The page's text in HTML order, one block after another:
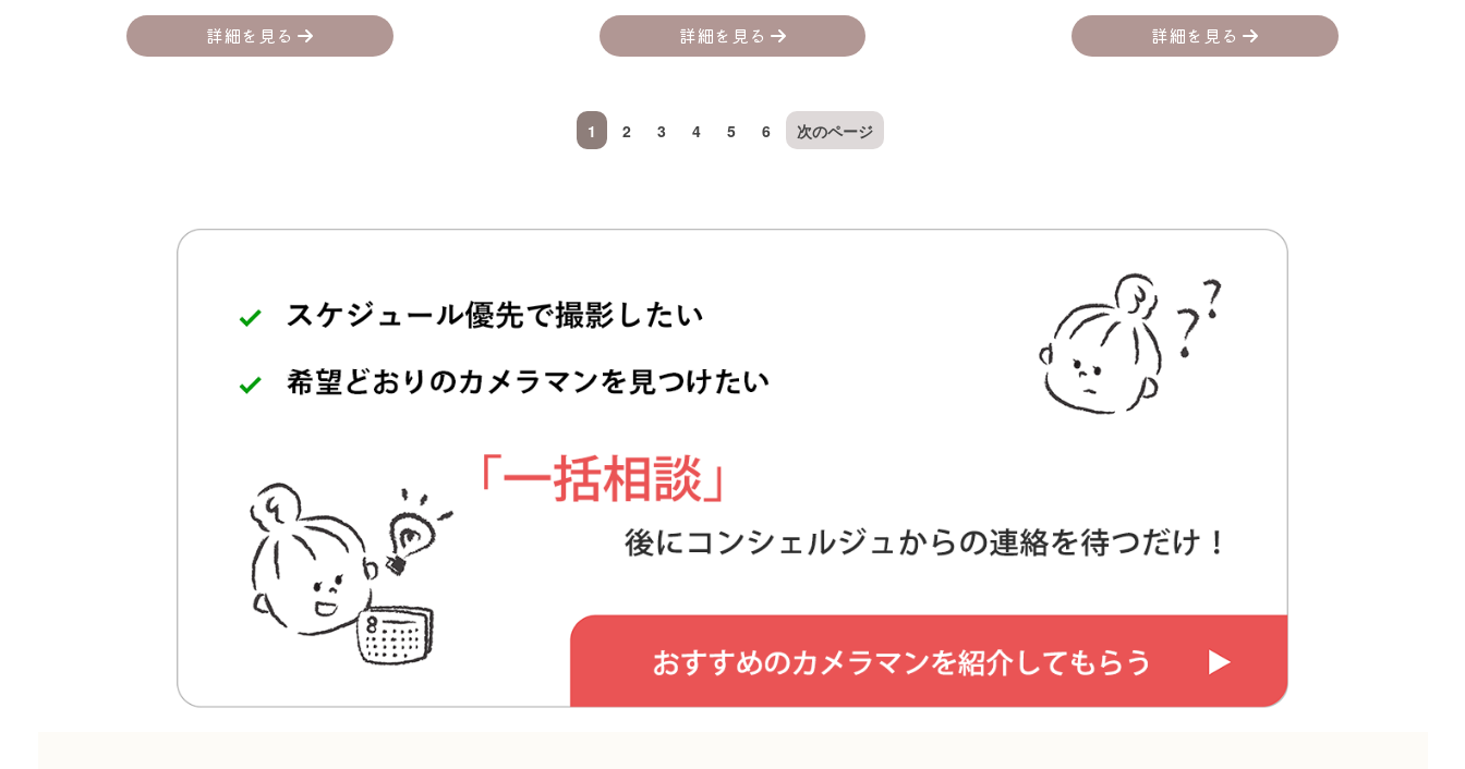
詳細を見る 詳細を見る 詳細を見る
1 2 3 4 5 6 次のページ